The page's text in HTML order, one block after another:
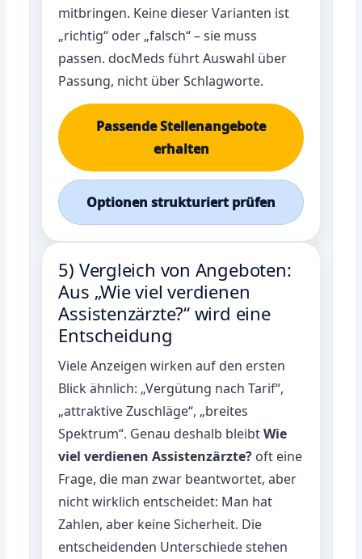
mitbringen. Keine dieser Varianten ist
„richtig“ oder „falsch“ – sie muss
passen. docMeds führt Auswahl über
Passung, nicht über Schlagworte.
Passende Stellenangebote
erhalten
Optionen strukturiert prüfen
5) Vergleich von Angeboten:
Aus „Wie viel verdienen
Assistenzärzte?“ wird eine
Entscheidung
Viele Anzeigen wirken auf den ersten
Blick ähnlich: „Vergütung nach Tarif“,
„attraktive Zuschläge“, „breites
Spektrum“. Genau deshalb bleibtWie
viel verdienen Assistenzärzte? oft eine
Frage, die man zwar beantwortet, aber
nicht wirklich entscheidet: Man hat
Zahlen, aber keine Sicherheit. Die
entscheidenden Unterschiede stehen